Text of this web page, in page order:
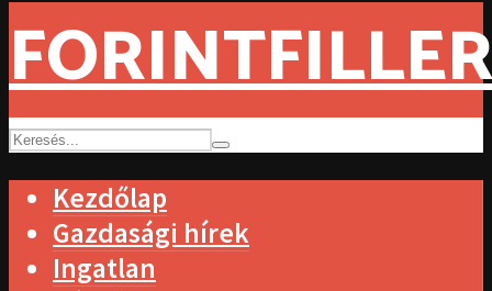
Kezdőlap
Gazdasági hírek
Ingatlan